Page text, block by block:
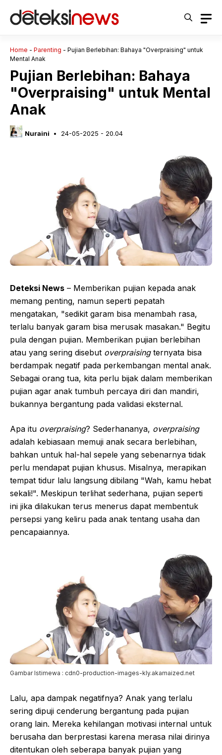
Home - Parenting - Pujian Berlebihan: Bahaya "Overpraising" untuk
Mental Anak
Pujian Berlebihan: Bahaya
"Overpraising" untuk Mental
Anak
Nuraini 24-05-2025 - 20.04
Deteksi News – Memberikan pujian kepada anak
memang penting, namun seperti pepatah
mengatakan, "sedikit garam bisa menambah rasa,
terlalu banyak garam bisa merusak masakan." Begitu
pula dengan pujian. Memberikan pujian berlebihan
atau yang sering disebut overpraisingternyata bisa
berdampak negatif pada perkembangan mental anak.
Sebagai orang tua, kita perlu bijak dalam memberikan
pujian agar anak tumbuh percaya diri dan mandiri,
bukannya bergantung pada validasi eksternal.
Apa itu overpraising? Sederhananya, overpraising
adalah kebiasaan memuji anak secara berlebihan,
bahkan untuk hal-hal sepele yang sebenarnya tidak
perlu mendapat pujian khusus. Misalnya, merapikan
tempat tidur lalu langsung dibilang "Wah, kamu hebat
sekali!". Meskipun terlihat sederhana, pujian seperti
ini jika dilakukan terus menerus dapat membentuk
persepsi yang keliru pada anak tentang usaha dan
pencapaiannya.
Gambar Istimewa : cdn0-production-images-kly.akamaized.net
Lalu, apa dampak negatifnya? Anak yang terlalu
sering dipuji cenderung bergantung pada pujian
orang lain. Mereka kehilangan motivasi internal untuk
berusaha dan berprestasi karena merasa nilai dirinya
ditentukan oleh seberapa banyak pujian yang